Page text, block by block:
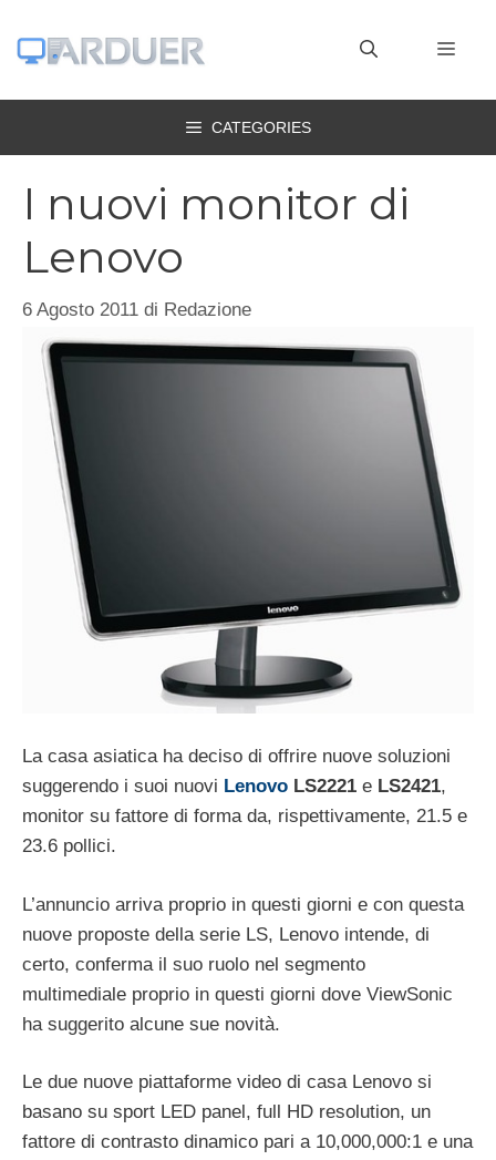
CATEGORIES
I nuovi monitor di
Lenovo
6 Agosto 2011 di Redazione
La casa asiatica ha deciso di offrire nuove soluzioni
suggerendo i suoi nuovi Lenovo LS2221 e LS2421,
monitor su fattore di forma da, rispettivamente, 21.5 e
23.6 pollici.
L’annuncio arriva proprio in questi giorni e con questa
nuove proposte della serie LS, Lenovo intende, di
certo, conferma il suo ruolo nel segmento
multimediale proprio in questi giorni dove ViewSonic
ha suggerito alcune sue novità.
Le due nuove piattaforme video di casa Lenovo si
basano su sport LED panel, full HD resolution, un
fattore di contrasto dinamico pari a 10,000,000:1 e una